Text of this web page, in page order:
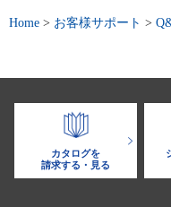
Home > お客様サポート >
カタログを
請求する・見る